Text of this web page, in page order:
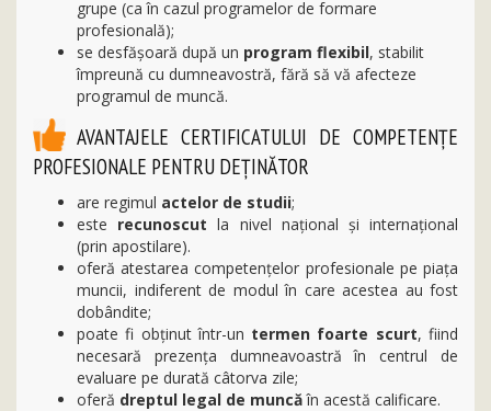
grupe (ca în cazul programelor de formare
profesională);
se desfăşoară după un program flexibil, stabilit
împreună cu dumneavostră, fără să vă afecteze
programul de muncă.
AVANTAJELE CERTIFICATULUI DE COMPETENȚE
PROFESIONALE PENTRU DEȚINĂTOR
are regimul actelor de studii;
este recunoscutla nivel naţional şi internaţional
(prin apostilare).
oferă atestarea competenţelor profesionale pe piața
muncii, indiferent de modul în care acestea au fost
dobândite;
poate fi obținut într-un termen foarte scurt, fiind
necesară prezenţa dumneavoastră în centrul de
evaluare pe durată câtorva zile;
oferă dreptul legal de muncăîn acestă calificare.